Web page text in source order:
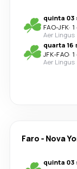
quinta 03
FAO-JFK·
Aer Lingus
quarta 16
JFK-FAO·
Aer Lingus
Faro - Nova
quinta 03